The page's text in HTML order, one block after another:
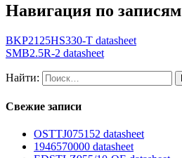
Навигация по записям
BKP2125HS330-T datasheet
SMB2.5R-2 datasheet
Найти:
Свежие записи
OSTTJ075152 datasheet
1946570000 datasheet